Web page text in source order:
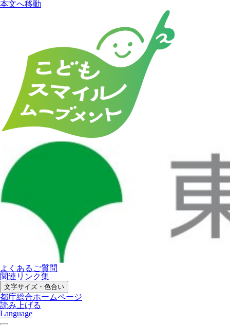
本文へ移動
よくあるご質問
関連リンク集
文字サイズ・色合い
都庁総合ホームページ
読み上げる
Language